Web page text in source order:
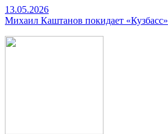
13.05.2026
Михаил Каштанов покидает «Кузбасс»